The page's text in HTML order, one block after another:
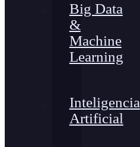
Big Data
&
Machine
Learning
Inteligencia
Artificial